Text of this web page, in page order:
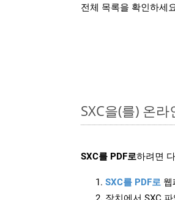
전체 목록을 확인하세
SXC을(를) 온
SXC를 PDF로하려면
SXC를 PDF로 웹